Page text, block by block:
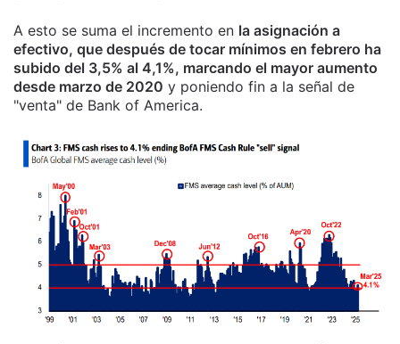
A esto se suma el incremento en la asignación a
efectivo, que después de tocar mínimos en febrero ha
subido del 3,5% al 4,1%, marcando el mayor aumento
desde marzo de 2020 y poniendo fin a la señal de
"venta" de Bank of America.